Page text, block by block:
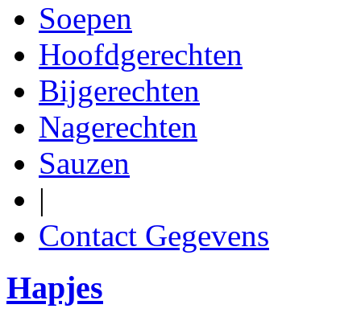
Soepen
Hoofdgerechten
Bijgerechten
Nagerechten
Sauzen
|
Contact Gegevens
Hapjes